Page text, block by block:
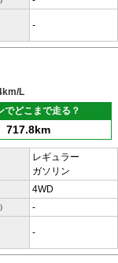
-
L
でどこまで走る？
717.8km
レギュラー
ガソリン
4WD
-
-